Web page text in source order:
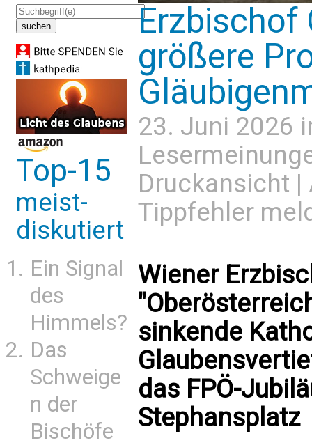
Top-15
meist-
diskutiert
Ein Signal
des
Himmels?
Das
Schweige
n der
Bischöfe
Erzbischof
größere
23. Juni 2026
Druckansicht |
Tippfehler
Wiener
sinkende
das FPÖ-
Stephansplatz